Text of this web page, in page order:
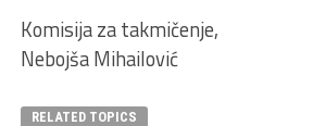
Komisija za takmičenje,
Nebojša Mihailović
RELATED TOPICS